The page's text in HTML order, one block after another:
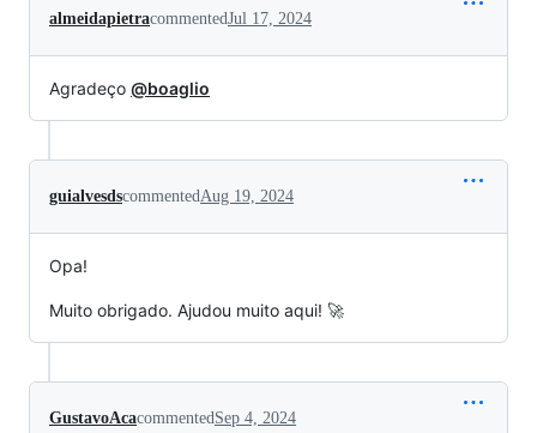
almeidapietracommentedJul 17, 2024
Agradeço @boaglio
guialvesdscommentedAug 19, 2024
Opa!
Muito obrigado. Ajudou muito aqui! 🚀
GustavoAcacommentedSep 4, 2024